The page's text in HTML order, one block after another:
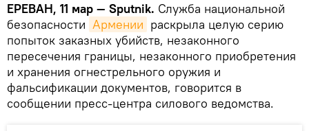
ЕРЕВАН, 11 мар — Sputnik. Служба национальной
безопасности Армении раскрыла целую серию
попыток заказных убийств, незаконного
пересечения границы, незаконного приобретения
и хранения огнестрельного оружия и
фальсификации документов, говорится в
сообщении пресс-центра силового ведомства.